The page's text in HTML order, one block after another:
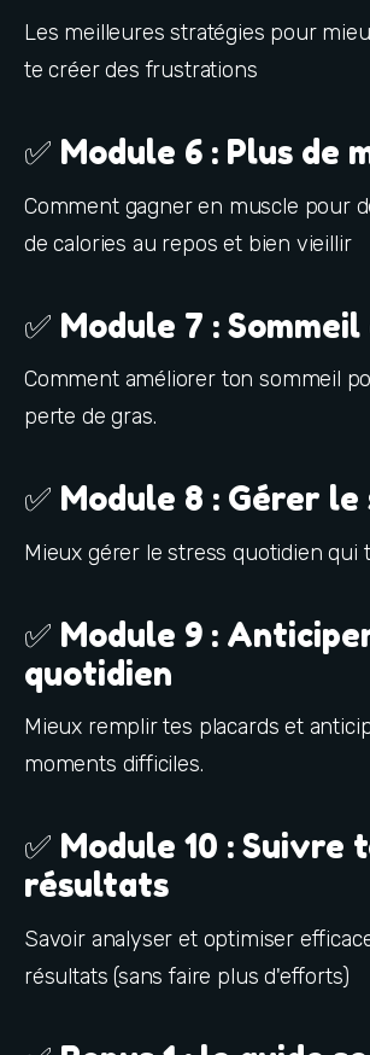
Les meilleures stratégies pour
te créer des frustrations
✅ Module 6 : Plus de
Comment gagner en muscle pour
de calories au repos et bien vieillir
✅ Module 7 :
Comment améliorer ton sommeil
perte de gras.
✅ Module 8 : Gérer
Mieux gérer le stress quotidien qui
✅ Module 9 :
quotidien
Mieux remplir tes placards et
moments difficiles.
✅ Module 10 : Suivre
résultats
Savoir analyser et optimiser
résultats (sans faire plus d'efforts)